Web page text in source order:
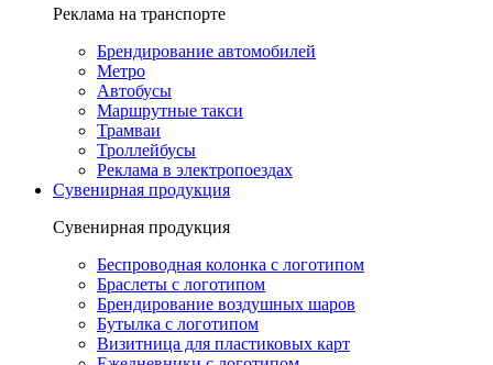
Реклама на транспорте
Брендирование автомобилей
Метро
Автобусы
Маршрутные такси
Трамваи
Троллейбусы
Реклама в электропоездах
Сувенирная продукция
Сувенирная продукция
Беспроводная колонка с логотипом
Браслеты с логотипом
Брендирование воздушных шаров
Бутылка с логотипом
Визитница для пластиковых карт